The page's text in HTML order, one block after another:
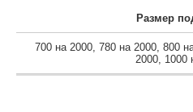
Размер
700 на 2000, 780 на 2000, 800
2000, 1000